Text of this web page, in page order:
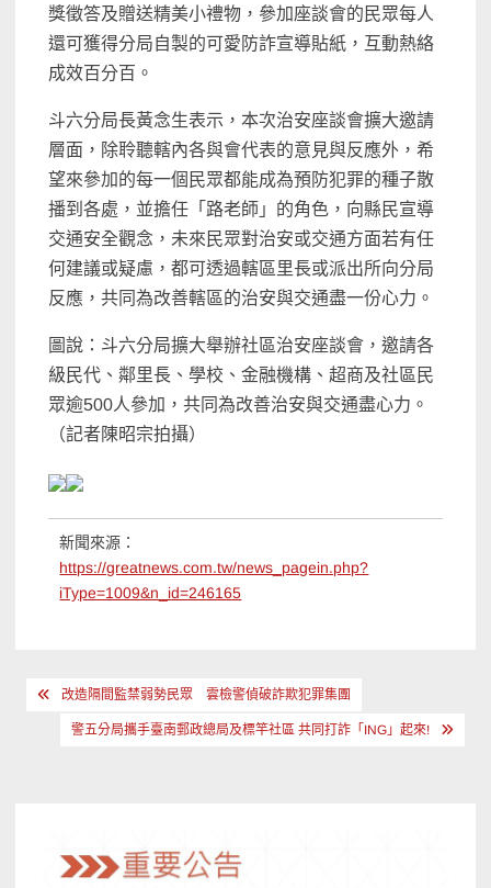
獎徵答及贈送精美小禮物，參加座談會的民眾每人
還可獲得分局自製的可愛防詐宣導貼紙，互動熱絡
成效百分百。
斗六分局長黃念生表示，本次治安座談會擴大邀請
層面，除聆聽轄內各與會代表的意見與反應外，希
望來參加的每一個民眾都能成為預防犯罪的種子散
播到各處，並擔任「路老師」的角色，向縣民宣導
交通安全觀念，未來民眾對治安或交通方面若有任
何建議或疑慮，都可透過轄區里長或派出所向分局
反應，共同為改善轄區的治安與交通盡一份心力。
圖說：斗六分局擴大舉辦社區治安座談會，邀請各
級民代、鄰里長、學校、金融機構、超商及社區民
眾逾500人參加，共同為改善治安與交通盡心力。
（記者陳昭宗拍攝）
新聞來源：
https://greatnews.com.tw/news_pagein.php?
iType=1009&n_id=246165
文 改造隔間監禁弱勢民眾 雲檢警偵破詐欺犯罪集團
警五分局攜手臺南郵政總局及標竿社區 共同打詐「ING」起來!